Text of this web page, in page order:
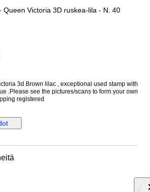
Queen Victoria 3D ruskea-lila - N. 40
3d Brown lilac , exceptional used stamp with
.Please see the pictures/scans to form your own
opinion Shipping registered